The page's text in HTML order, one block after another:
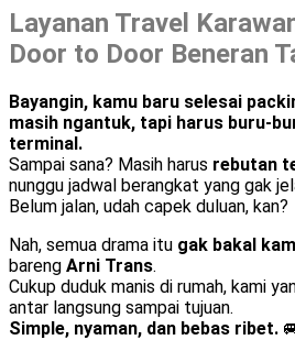
Layanan Travel
Door to Door Beneran
Bayangin, kamu baru selesai
masih ngantuk, tapi harus buru-
terminal.
Sampai sana? Masih harus rebutan
nunggu jadwal berangkat yang gak
Belum jalan, udah capek duluan, kan?
Nah, semua drama itu gak bakal
bareng Arni Trans.
Cukup duduk manis di rumah, kami
antar langsung sampai tujuan.
Simple, nyaman, dan bebas ribet.